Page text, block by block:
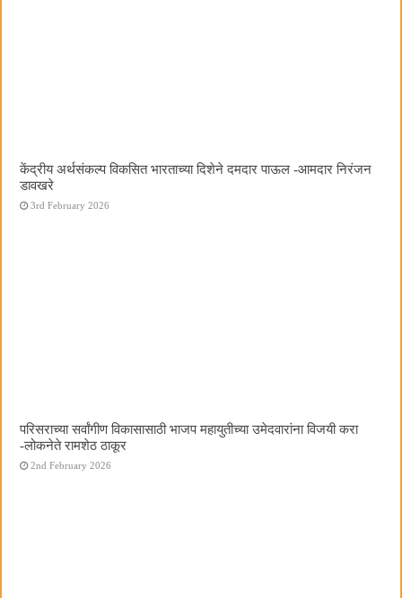
केंद्रीय अर्थसंकल्प विकसित भारताच्या दिशेने दमदार पाऊल -आमदार निरंजन
डावखरे
3rd February 2026
परिसराच्या सर्वांगीण विकासासाठी भाजप महायुतीच्या उमेदवारांना विजयी करा
-लोकनेते रामशेठ ठाकूर
2nd February 2026